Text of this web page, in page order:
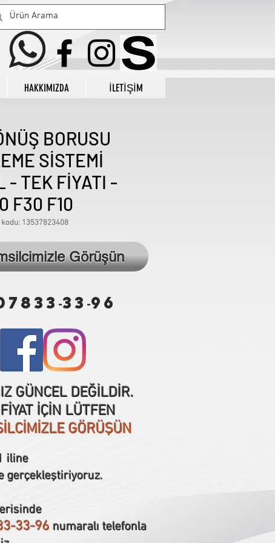
HAKKIMIZDA İLETİŞİM
BORUSU
SİSTEMİ
- TEK FİYATI -
F30 F10
13537823408
Fiyat
-33 -96
Görüşün
GÜNCEL DEĞİLDİR.
İÇİN LÜTFEN
GÖRÜŞÜN
iline
gerçekleştiriyoruz.
33-96numaralı telefonla